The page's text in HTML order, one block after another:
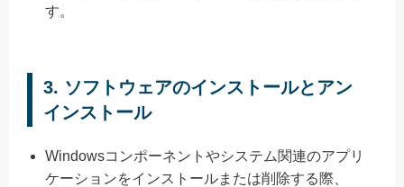
す。
3. ソフトウェアのインストールとアン
インストール
Windowsコンポーネントやシステム関連のアプリ
ケーションをインストールまたは削除する際、